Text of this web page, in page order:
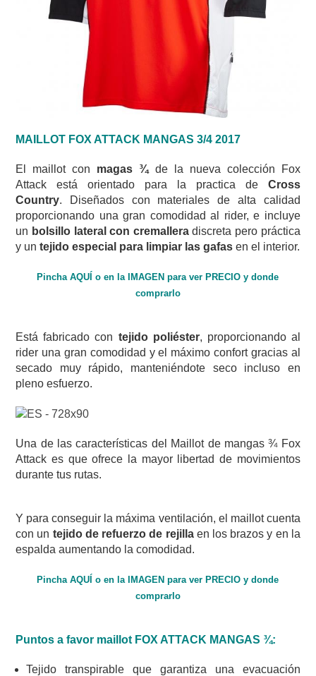
MAILLOT FOX ATTACK MANGAS 3/4 2017
El maillot con magas ¾de la nueva colección Fox
Attack está orientado para la practica deCross
Country. Diseñados con materiales de alta calidad
proporcionando una gran comodidad al rider, e incluye
un bolsillo lateral con cremalleradiscreta pero práctica
y untejido especial para limpiar las gafas en el interior.
Pincha AQUÍ o en la IMAGEN para ver PRECIO y donde
comprarlo
Está fabricado con tejido poliéster, proporcionando al
rider una gran comodidad y el máximo confort gracias al
secado muy rápido, manteniéndote seco incluso en
pleno esfuerzo.
Una de las características del Maillot de mangas ¾ Fox
Attack es que ofrece la mayor libertad de movimientos
durante tus rutas.
Y para conseguir la máxima ventilación, el maillot cuenta
con un tejido de refuerzo de rejillaen los brazos y en la
espalda aumentando la comodidad.
Pincha AQUÍ o en la IMAGEN para ver PRECIO y donde
comprarlo
Puntos a favor maillot FOX ATTACK MANGAS ¾:
Tejido transpirable que garantiza una evacuación